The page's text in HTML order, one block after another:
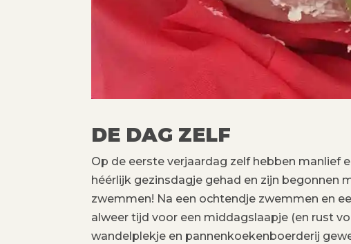
DE DAG ZELF
Op de eerste verjaardag zelf hebben manlief
héérlijk gezinsdagje gehad en zijn begonnen
zwemmen! Na een ochtendje zwemmen en
alweer tijd voor een middagslaapje (en rust
wandelplekje en pannenkoekenboerderij